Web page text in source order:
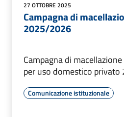
27 OTTOBRE 2025
Campagna di
2025/2026
Campagna di
per uso domestico
Comunicazione istituzionale